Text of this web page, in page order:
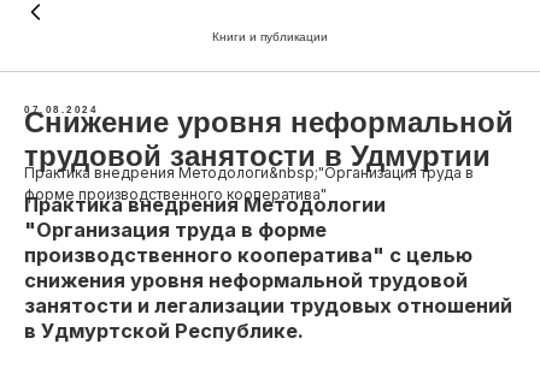
Книги и публикации
07.08.2024
Снижение уровня неформальной
трудовой занятости в Удмуртии
Практика внедрения Методологи&nbsp;"Организация труда в
форме производственного кооператива"
Практика внедрения Методологии
"Организация труда в форме
производственного кооператива" с целью
снижения уровня неформальной трудовой
занятости и легализации трудовых отношений
в Удмуртской Республике.